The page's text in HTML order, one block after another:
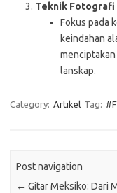
Teknik
Fokus pada
keindahan
lanskap.
Category: Artikel Tag:
Post navigation
← Gitar Meksiko: Dari